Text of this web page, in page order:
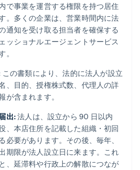
で事業を運営する権限を持つ居住
。多くの企業は、営業時間内に法
通知を受け取る担当者を確保する
ッショナルエージェントサービス
。
この書類により、法的に法人が設立
、目的、授権株式数、代理人の詳
が含まれます。
出: 法人は、設立から 90 日以内
、本店住所を記載した組織・初回
必要があります。その後、毎年、
期限が法人設立日に来ます。これ
、延滞料や行政上の解散につなが